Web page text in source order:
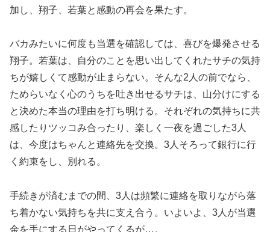
加し、翔子、若葉と感動の再会を果たす。
バカみたいに何度も当選を確認しては、喜びを爆発させる
翔子。若葉は、自分のことを思い出してくれたサチの気持
ちが嬉しくて感動が止まらない。そんな2人の前でなら、
ためらいなく心のうちを吐き出せるサチは、山分けにする
と決めた本当の理由を打ち明ける。それぞれの気持ちに共
感したりツッコみ合ったり、楽しく一夜を過ごした3人
は、今度はちゃんと連絡先を交換。3人そろって銀行に行
く約束をし、別れる。
手続きが済むまでの間、3人は頻繁に連絡を取りながら落
ち着かない気持ちを共に支え合う。いよいよ、3人が当選
金を手にする日がやってくるが…。